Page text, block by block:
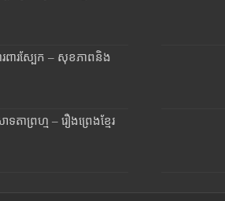
រពារស្បែក – សុខភាពនិង
ទតាព្រហ្ម – រឿងព្រេងខ្មែរ